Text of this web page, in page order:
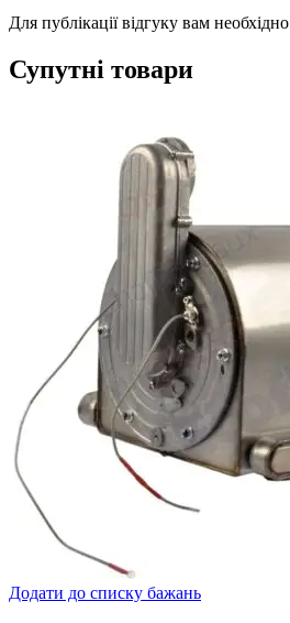
Для публікації відгуку вам необхідно
Супутні товари
Додати до списку бажань